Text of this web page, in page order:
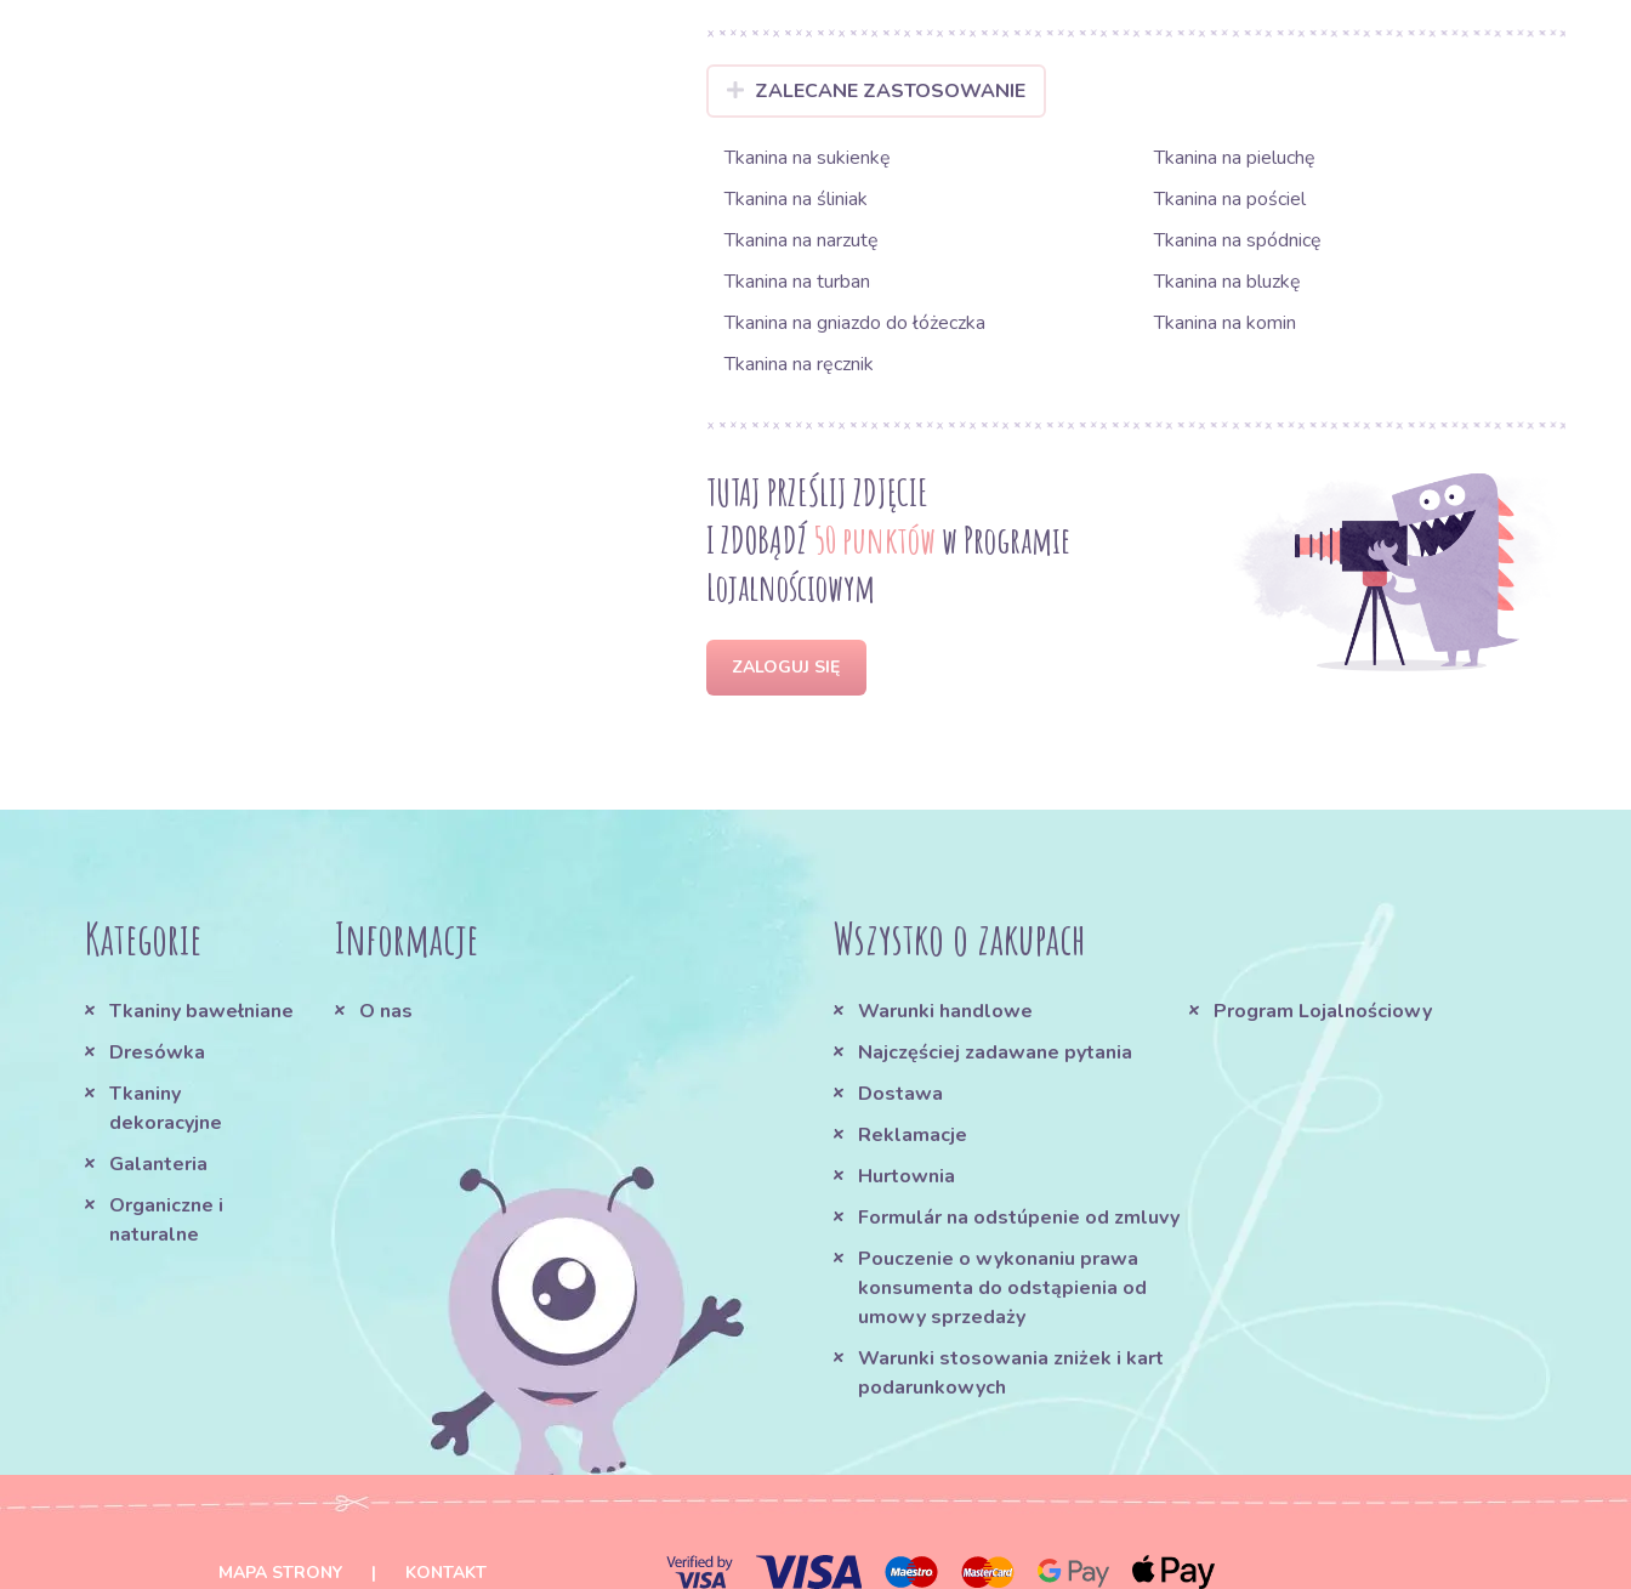
ZALECANE ZASTOSOWANIE
Tkanina na sukienkę
Tkanina na pieluchę
Tkanina na śliniak
Tkanina na pościel
Tkanina na narzutę
Tkanina na spódnicę
Tkanina na turban
Tkanina na bluzkę
Tkanina na gniazdo do łóżeczka
Tkanina na komin
Tkanina na ręcznik
TUTAJ PRZEŚLIJ ZDJĘCIE
I ZDOBĄDŹ 50 punktóww Programie
Lojalnościowym
ZALOGUJ SIĘ
Kategorie
Tkaniny bawełniane
Dresówka
Tkaniny
dekoracyjne
Galanteria
Organiczne i
naturalne
Informacje
O nas
Wszystko o zakupach
Warunki handlowe
Najczęściej zadawane pytania
Dostawa
Reklamacje
Hurtownia
Formulár na odstúpenie od zmluvy
Pouczenie o wykonaniu prawa
konsumenta do odstąpienia od
umowy sprzedaży
Warunki stosowania zniżek i kart
podarunkowych
Program Lojalnościowy
MAPA STRONY | KONTAKT